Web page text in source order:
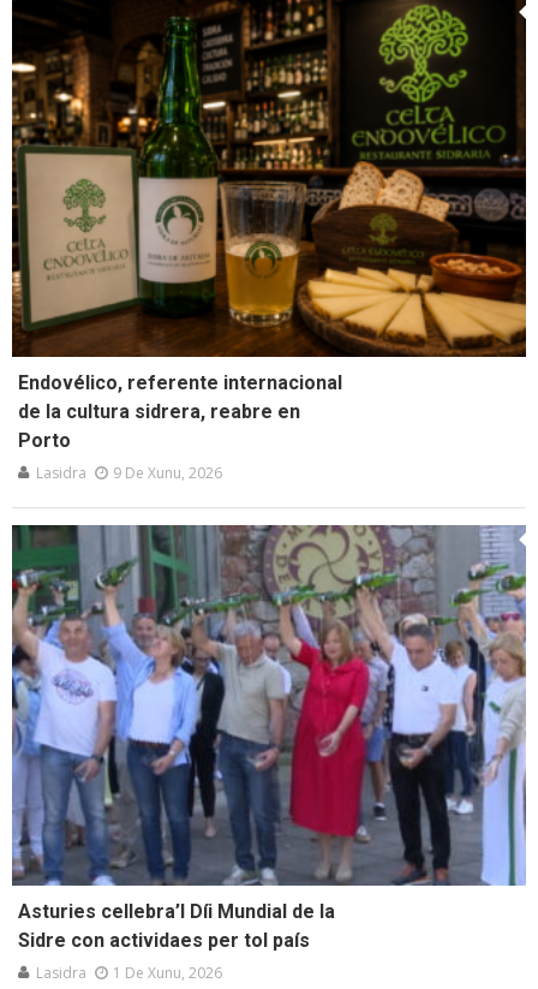
Endovélico, referente internacional
de la cultura sidrera, reabre en
Porto
Lasidra 9 De Xunu, 2026
Asturies cellebra’l Díi Mundial de la
Sidre con actividaes per tol país
Lasidra 1 De Xunu, 2026